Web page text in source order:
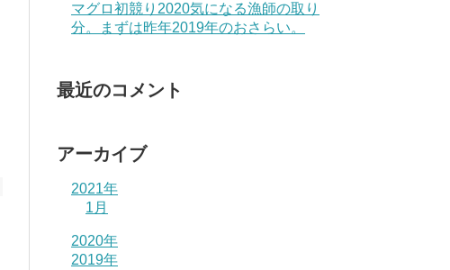
マグロ初競り2020気になる漁師の取り
分。まずは昨年2019年のおさらい。
最近のコメント
アーカイブ
2021年
1月
2020年
2019年